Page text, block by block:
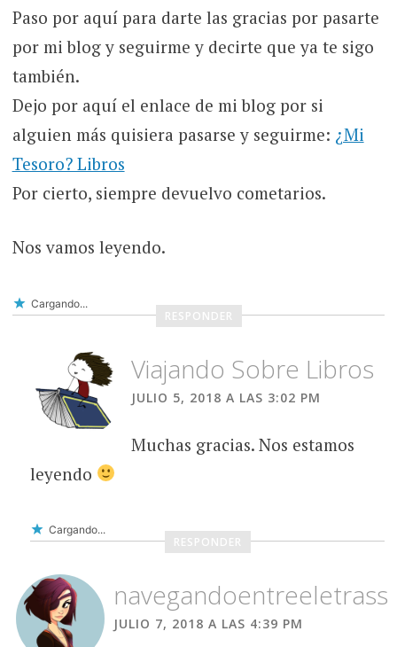
Paso por aquí para darte las gracias por pasarte
por mi blog y seguirme y decirte que ya te sigo
también.
Dejo por aquí el enlace de mi blog por si
alguien más quisiera pasarse y seguirme: ¿Mi
Tesoro? Libros
Por cierto, siempre devuelvo cometarios.
Nos vamos leyendo.
Cargando...
RESPONDER
Viajando Sobre Libros
JULIO 5, 2018 A LAS 3:02 PM
Muchas gracias. Nos estamos
leyendo
Cargando...
RESPONDER
navegandoentreeletrass
JULIO 7, 2018 A LAS 4:39 PM